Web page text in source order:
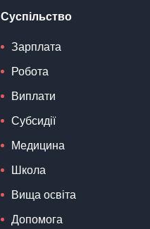
Суспільство
Зарплата
Робота
Виплати
Субсидії
Медицина
Школа
Вища освіта
Допомога